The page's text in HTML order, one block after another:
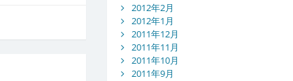
2012年2月
2012年1月
2011年12月
2011年11月
2011年10月
2011年9月